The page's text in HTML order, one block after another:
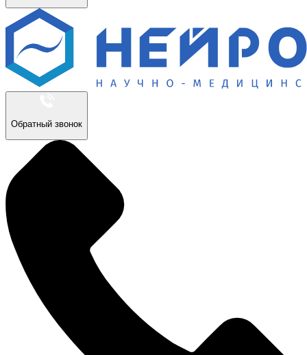
Обратный звонок